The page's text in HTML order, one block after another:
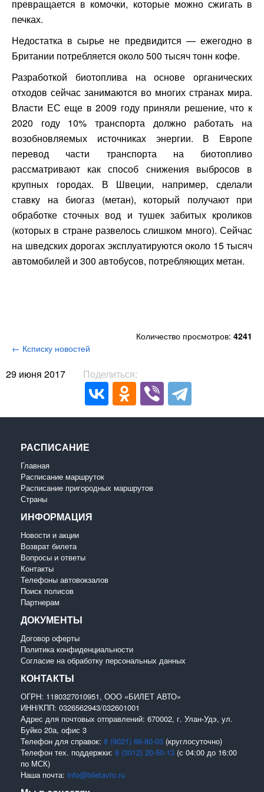
превращается в комочки, которые можно сжигать в
печках.
Недостатка в сырье не предвидится — ежегодно в
Британии потребляется около 500 тысяч тонн кофе.
Разработкой биотоплива на основе органических
отходов сейчас занимаются во многих странах мира.
Власти ЕС еще в 2009 году приняли решение, что к
2020 году 10% транспорта должно работать на
возобновляемых источниках энергии. В Европе
перевод части транспорта на биотопливо
рассматривают как способ снижения выбросов в
крупных городах. В Швеции, например, сделали
ставку на биогаз (метан), который получают при
обработке сточных вод и тушек забитых кроликов
(которых в стране развелось слишком много). Сейчас
на шведских дорогах эксплуатируются около 15 тысяч
автомобилей и 300 автобусов, потребляющих метан.
Количество просмотров: 4241
← Ксписку новостей
29 июня 2017 Поделиться:
РАСПИСАНИЕ
Главная
Расписание маршруток
Расписание пригородных маршрутов
Страны
ИНФОРМАЦИЯ
Новости и акции
Возврат билета
Вопросы и ответы
Контакты
Телефоны автовокзалов
Поиск полисов
Партнерам
ДОКУМЕНТЫ
Договор оферты
Политика конфиденциальности
Согласие на обработку персональных данных
КОНТАКТЫ
ОГРН: 1180327010951, ООО «БИЛЕТ АВТО»
ИНН/КПП: 0326562943/032601001
Адрес для почтовых отправлений: 670002, г. Улан-Удэ, ул.
Буйко 20а, офис 3
Телефон для справок: 8 (9021) 66-80-03 (круглосуточно)
Телефон тех. поддержки: 8 (3012) 20-50-13 (с 04:00 до 16:00
по МСК)
Наша почта: info@biletavto.ru